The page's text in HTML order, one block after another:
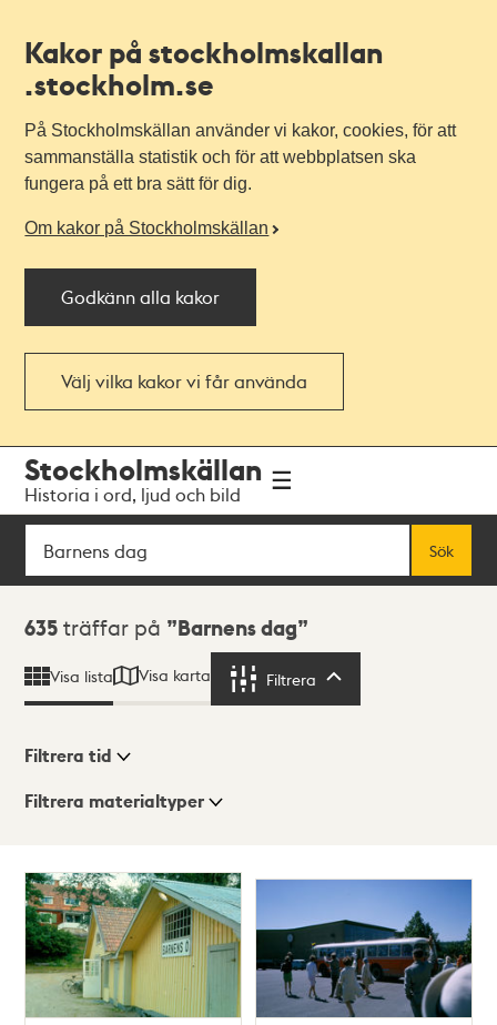
Kakor på stockholmskallan
.stockholm.se
På Stockholmskällan använder vi kakor, cookies, för att
sammanställa statistik och för att webbplatsen ska
fungera på ett bra sätt för dig.
Om kakor på Stockholmskällan
Godkänn alla kakor
Välj vilka kakor vi får använda
navigationen
huvudinnehållet
Stockholmskällan
Historia i ord, ljud och bild
Sök
Sök
Sökresultat
635 träffar på Barnens dag
Visa lista Visa karta Filtrera
Visningsläge
Lista
Karta
Filtrera tid
Filtrera materialtyper
635träffar